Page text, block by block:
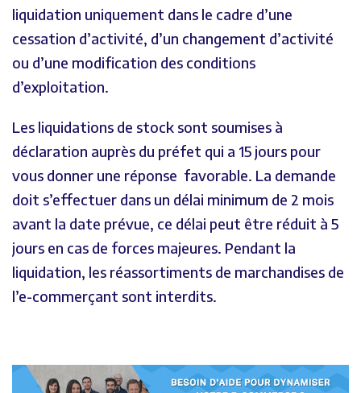
liquidation uniquement dans le cadre d’une
cessation d’activité, d’un changement d’activité
ou d’une modification des conditions
d’exploitation.
Les liquidations de stock sont soumises à
déclaration auprès du préfet qui a 15 jours pour
vous donner une réponse favorable. La demande
doit s’effectuer dans un délai minimum de 2 mois
avant la date prévue, ce délai peut être réduit à 5
jours en cas de forces majeures. Pendant la
liquidation, les réassortiments de marchandises de
l’e-commerçant sont interdits.